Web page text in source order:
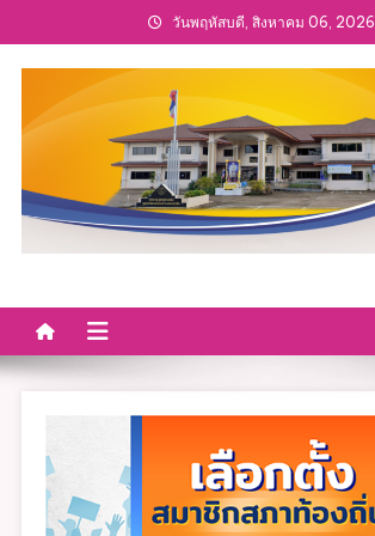
to
content
วันพฤหัสบดี, สิงหาคม 06, 2026